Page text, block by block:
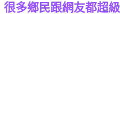
很多鄉民跟網友都超